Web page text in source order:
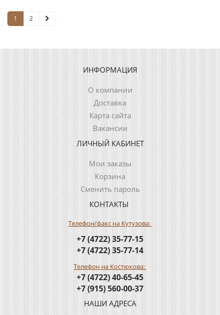
1 2
ИНФОРМАЦИЯ
О компании
Доставка
Карта сайта
Вакансии
ЛИЧНЫЙ КАБИНЕТ
Мои заказы
Корзина
Сменить пароль
КОНТАКТЫ
Телефон/факс на Кутузова:
+7 (4722) 35-77-15
+7 (4722) 35-77-14
Телефон на Костюкова:
+7 (4722) 40-65-45
+7 (915) 560-00-37
НАШИ АДРЕСА